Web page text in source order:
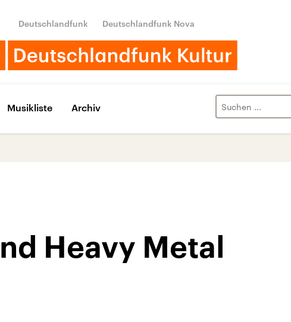
Deutschlandfunk Deutschlandfunk Nova
Musikliste Archiv
Heavy Metal